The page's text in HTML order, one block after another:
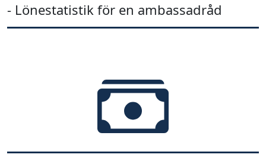
- Lönestatistik för en ambassadråd